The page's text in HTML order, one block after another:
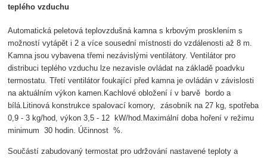
teplého vzduchu
Automatická peletová teplovzdušná kamna s krbovým prosklením s
možností vytápět i 2 a více sousední místnosti do vzdálenosti až 8 m.
Kamna jsou vybavena třemi nezávislými ventilátory. Ventilátor pro
distribuci teplého vzduchu lze nezavisle ovládat na základě poadvku
termostatu. Třetí ventilátor foukající před kamna je ovládán v závislosti
na aktuálním výkon kamen.Kachlové obložení í v barvě bordo a
bílá.Litinová konstrukce spalovací komory, zásobník na 27 kg, spotřeba
0,9 - 3 kg/hod, výkon 3,5 - 12 kW/hod.Maximální doba hoření v režimu
minimum 30 hodin. Účinnost %.
Součástí zabudovaný termostat pro udržování nastavené teploty a